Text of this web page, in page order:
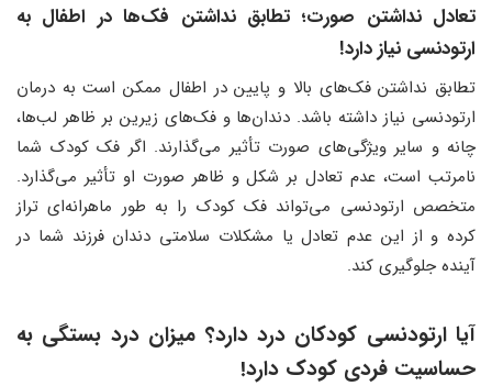
تعادل نداشتن صورت؛ تطابق نداشتن فک‌ها در اطفال به
ارتودنسی نیاز دارد!
تطابق نداشتن فک‌های بالا و پایین در اطفال ممکن است به درمان
ارتودنسی نیاز داشته باشد. دندان‌ها و فک‌های زیرین بر ظاهر لب‌ها،
چانه و سایر ویژگی‌های صورت تأثیر می‌گذارند. اگر فک کودک شما
نامرتب است، عدم تعادل بر شکل و ظاهر صورت او تأثیر می‌گذارد.
متخصص ارتودنسی می‌تواند فک کودک را به طور ماهرانه‌ای تراز
کرده و از این عدم تعادل یا مشکلات سلامتی دندان فرزند شما در
آینده جلوگیری کند.
آیا ارتودنسی کودکان درد دارد؟ میزان درد بستگی به
حساسیت فردی کودک دارد!